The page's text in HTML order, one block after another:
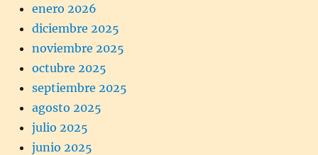
enero 2026
diciembre 2025
noviembre 2025
octubre 2025
septiembre 2025
agosto 2025
julio 2025
junio 2025